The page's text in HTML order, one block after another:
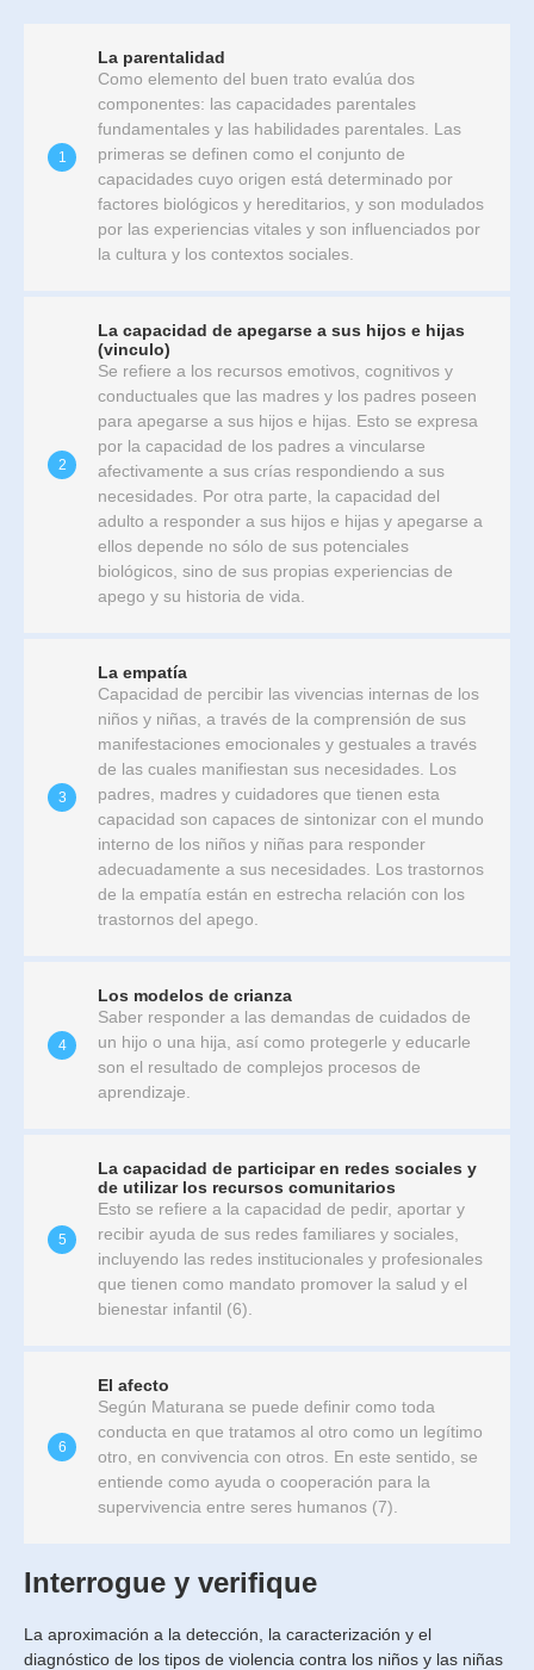
1
La parentalidad
Como elemento del buen trato evalúa dos
componentes: las capacidades parentales
fundamentales y las habilidades parentales. Las
primeras se definen como el conjunto de
capacidades cuyo origen está determinado por
factores biológicos y hereditarios, y son modulados
por las experiencias vitales y son influenciados por
la cultura y los contextos sociales.
2
La capacidad de apegarse a sus hijos e hijas
(vinculo)
Se refiere a los recursos emotivos, cognitivos y
conductuales que las madres y los padres poseen
para apegarse a sus hijos e hijas. Esto se expresa
por la capacidad de los padres a vincularse
afectivamente a sus crías respondiendo a sus
necesidades. Por otra parte, la capacidad del
adulto a responder a sus hijos e hijas y apegarse a
ellos depende no sólo de sus potenciales
biológicos, sino de sus propias experiencias de
apego y su historia de vida.
3
La empatía
Capacidad de percibir las vivencias internas de los
niños y niñas, a través de la comprensión de sus
manifestaciones emocionales y gestuales a través
de las cuales manifiestan sus necesidades. Los
padres, madres y cuidadores que tienen esta
capacidad son capaces de sintonizar con el mundo
interno de los niños y niñas para responder
adecuadamente a sus necesidades. Los trastornos
de la empatía están en estrecha relación con los
trastornos del apego.
4
Los modelos de crianza
Saber responder a las demandas de cuidados de
un hijo o una hija, así como protegerle y educarle
son el resultado de complejos procesos de
aprendizaje.
5
La capacidad de participar en redes sociales y
de utilizar los recursos comunitarios
Esto se refiere a la capacidad de pedir, aportar y
recibir ayuda de sus redes familiares y sociales,
incluyendo las redes institucionales y profesionales
que tienen como mandato promover la salud y el
bienestar infantil (6).
6
El afecto
Según Maturana se puede definir como toda
conducta en que tratamos al otro como un legítimo
otro, en convivencia con otros. En este sentido, se
entiende como ayuda o cooperación para la
supervivencia entre seres humanos (7).
Interrogue y verifique
La aproximación a la detección, la caracterización y el
diagnóstico de los tipos de violencia contra los niños y las niñas